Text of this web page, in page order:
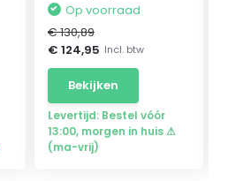
Op voorraad
€ 130,89
€ 124,95 Incl. btw
Bekijken
Levertijd: Bestel vóór
13:00, morgen in huis ⚠
(ma-vrij)